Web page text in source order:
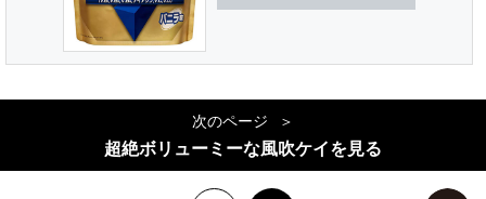
次のページ
超絶ボリューミーな風吹ケイを見る